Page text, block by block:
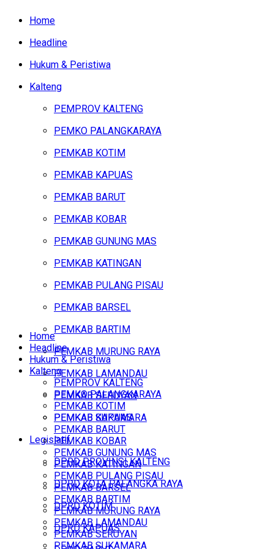
Home
Headline
Hukum & Peristiwa
Kalteng
PEMPROV KALTENG
PEMKO PALANGKARAYA
PEMKAB KOTIM
PEMKAB KAPUAS
PEMKAB BARUT
PEMKAB KOBAR
PEMKAB GUNUNG MAS
PEMKAB KATINGAN
PEMKAB PULANG PISAU
PEMKAB BARSEL
PEMKAB BARTIM
PEMKAB MURUNG RAYA
PEMKAB LAMANDAU
PEMKAB SERUYAN
PEMKAB SUKAMARA
Legislatif
DPRD PROVINSI KALTENG
DPRD KOTA PALANGKA RAYA
DPRD KOTIM
DPRD KAPUAS
Home
Headline
Hukum & Peristiwa
Kalteng
PEMPROV KALTENG
PEMKO PALANGKARAYA
PEMKAB KOTIM
PEMKAB KAPUAS
PEMKAB BARUT
PEMKAB KOBAR
PEMKAB GUNUNG MAS
PEMKAB KATINGAN
PEMKAB PULANG PISAU
PEMKAB BARSEL
PEMKAB BARTIM
PEMKAB MURUNG RAYA
PEMKAB LAMANDAU
PEMKAB SERUYAN
PEMKAB SUKAMARA